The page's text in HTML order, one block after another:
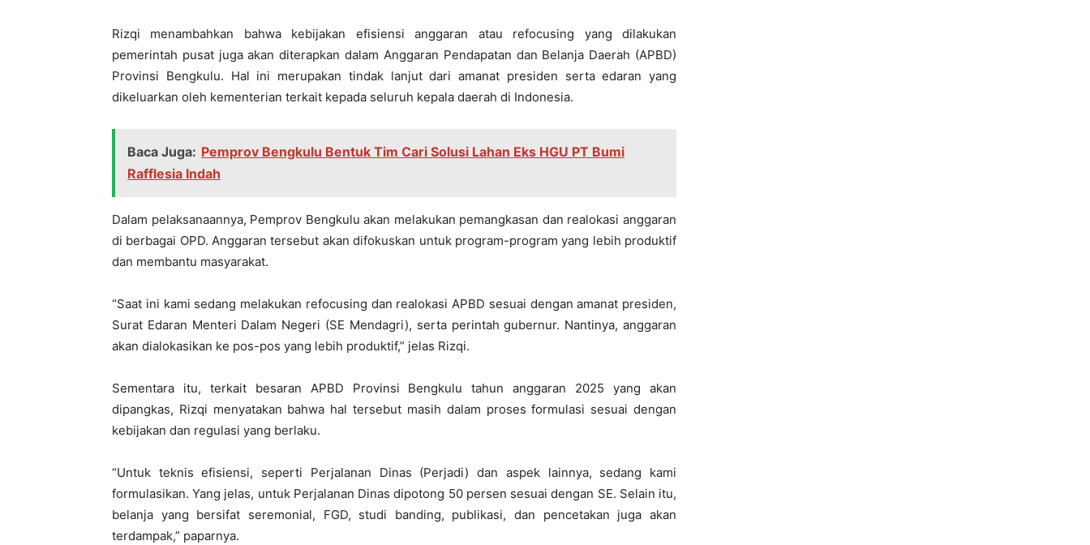
Rizqi menambahkan bahwa kebijakan efisiensi anggaran atau refocusing yang dilakukan
pemerintah pusat juga akan diterapkan dalam Anggaran Pendapatan dan Belanja Daerah (APBD)
Provinsi Bengkulu. Hal ini merupakan tindak lanjut dari amanat presiden serta edaran yang
dikeluarkan oleh kementerian terkait kepada seluruh kepala daerah di Indonesia.
Baca Juga: Pemprov Bengkulu Bentuk Tim Cari Solusi Lahan Eks HGU PT Bumi
Rafflesia Indah
Dalam pelaksanaannya, Pemprov Bengkulu akan melakukan pemangkasan dan realokasi anggaran
di berbagai OPD. Anggaran tersebut akan difokuskan untuk program-program yang lebih produktif
dan membantu masyarakat.
“Saat ini kami sedang melakukan refocusing dan realokasi APBD sesuai dengan amanat presiden,
Surat Edaran Menteri Dalam Negeri (SE Mendagri), serta perintah gubernur. Nantinya, anggaran
akan dialokasikan ke pos-pos yang lebih produktif,” jelas Rizqi.
Sementara itu, terkait besaran APBD Provinsi Bengkulu tahun anggaran 2025 yang akan
dipangkas, Rizqi menyatakan bahwa hal tersebut masih dalam proses formulasi sesuai dengan
kebijakan dan regulasi yang berlaku.
“Untuk teknis efisiensi, seperti Perjalanan Dinas (Perjadi) dan aspek lainnya, sedang kami
formulasikan. Yang jelas, untuk Perjalanan Dinas dipotong 50 persen sesuai dengan SE. Selain itu,
belanja yang bersifat seremonial, FGD, studi banding, publikasi, dan pencetakan juga akan
terdampak,” paparnya.